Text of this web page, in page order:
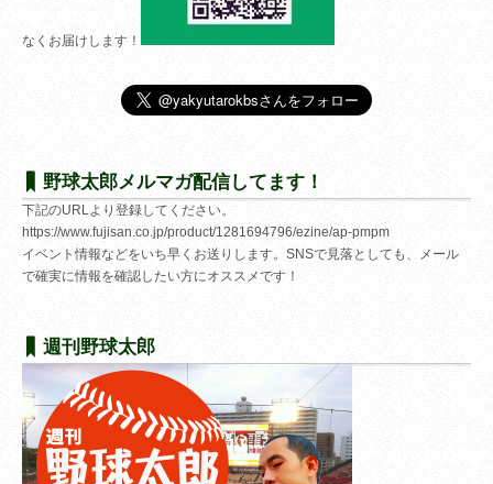
なくお届けします！
野球太郎メルマガ配信してます！
下記のURLより登録してください。
https://www.fujisan.co.jp/product/1281694796/ezine/ap-pmpm
イベント情報などをいち早くお送りします。SNSで見落としても、メール
で確実に情報を確認したい方にオススメです！
週刊野球太郎